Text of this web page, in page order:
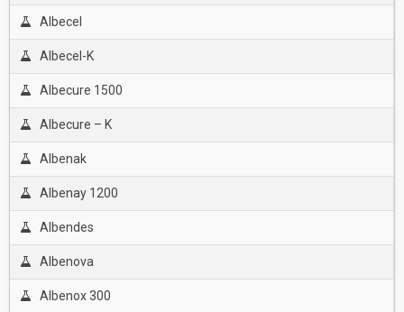
Albecel
Albecel-K
Albecure 1500
Albecure – K
Albenak
Albenay 1200
Albendes
Albenova
Albenox 300